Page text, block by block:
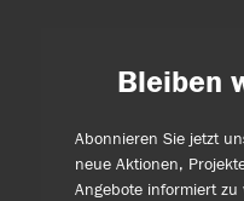
Bleiben
Abonnieren Sie jetzt
neue Aktionen,
Angebote informiert zu